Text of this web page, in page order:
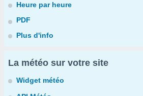
Heure par heure
PDF
Plus d'info
La météo sur votre site
Widget météo